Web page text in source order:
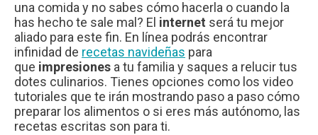
una comida y no sabes cómo hacerla o cuando la
has hecho te sale mal? El internet será tu mejor
aliado para este fin. En línea podrás encontrar
infinidad de recetas navideñas para
que impresiones a tu familia y saques a relucir tus
dotes culinarios. Tienes opciones como los video
tutoriales que te irán mostrando paso a paso cómo
preparar los alimentos o si eres más autónomo, las
recetas escritas son para ti.